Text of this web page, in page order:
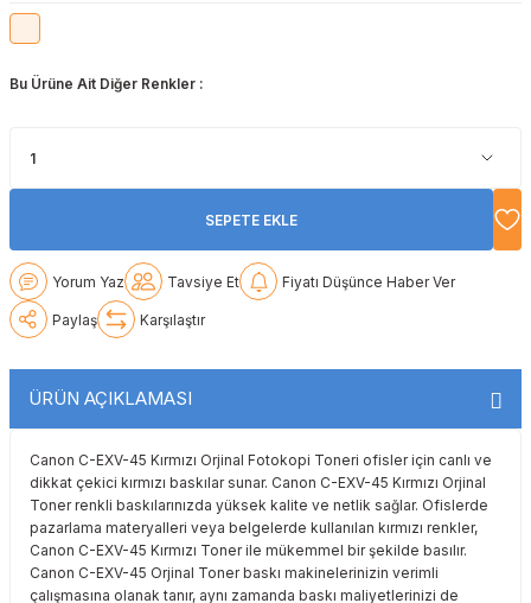
Sharp
Toshiba
Toshiba
Triumph Adler
Bu Ürüne Ait Diğer Renkler :
SEPETE EKLE
Yorum Yaz Tavsiye Et Fiyatı Düşünce Haber Ver
Paylaş Karşılaştır
ÜRÜN AÇIKLAMASI
Canon C-EXV-45 Kırmızı Orjinal Fotokopi Toneri ofisler için canlı ve
dikkat çekici kırmızı baskılar sunar. Canon C-EXV-45 Kırmızı Orjinal
Toner renkli baskılarınızda yüksek kalite ve netlik sağlar. Ofislerde
pazarlama materyalleri veya belgelerde kullanılan kırmızı renkler,
Canon C-EXV-45 Kırmızı Toner ile mükemmel bir şekilde basılır.
Canon C-EXV-45 Orjinal Toner baskı makinelerinizin verimli
çalışmasına olanak tanır, aynı zamanda baskı maliyetlerinizi de